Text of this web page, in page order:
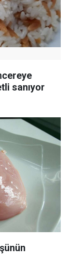
sanıyor